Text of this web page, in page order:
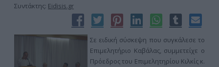
Συντάκτης: Eidisis.gr
Σε ειδική σύσκεψη που συγκάλεσε το
Επιμελητήριο Καβάλας, συμμετείχε ο
Πρόεδρος του Επιμελητηρίου Κιλκίς κ.